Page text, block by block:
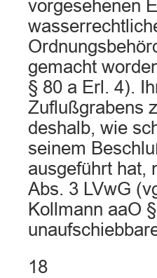
vorgesehenen
gemacht
§ 80 a Erl. 4).
Zuflußgrabens
deshalb, wie
seinem
ausgeführt hat,
Abs. 3 LVwG
Kollmann aaO
18